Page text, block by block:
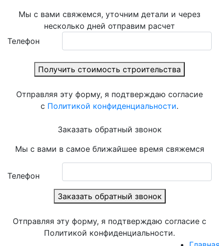
Мы с вами свяжемся, уточним детали и через
несколько дней отправим расчет
Телефон
Получить стоимость строительства
Отправляя эту форму, я подтверждаю согласие
с Политикой конфиденциальности.
Заказать обратный звонок
Мы с вами в самое ближайшее время свяжемся
Телефон
Заказать обратный звонок
Отправляя эту форму, я подтверждаю согласие с
Политикой конфиденциальности.